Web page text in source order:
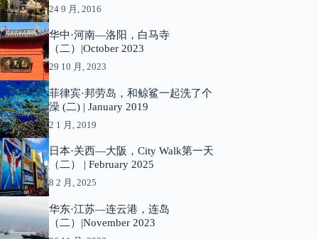
24 9 月, 2016
华中·河南—洛阳，白马寺
（二）|October 2023
29 10 月, 2023
菲律宾·邦劳岛，和鲸鲨一起洗了个
澡 (二) | January 2019
2 1 月, 2019
日本·关西—大阪，City Walk第一天
（二） | February 2025
8 2 月, 2025
华东·江苏—连云港，连岛
（二）|November 2023